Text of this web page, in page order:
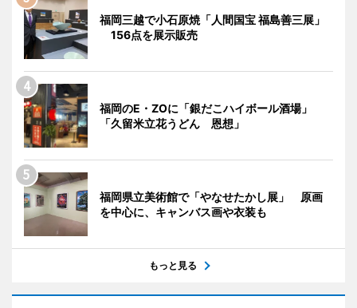
福岡三越で小石原焼「人間国宝 福島善三展」
156点を展示販売
福岡のE・ZOに「銀だこハイボール酒場」
「久留米立花うどん 恩想」
福岡県立美術館で「やなせたかし展」 原画
を中心に、キャンバス画や衣装も
もっと見る